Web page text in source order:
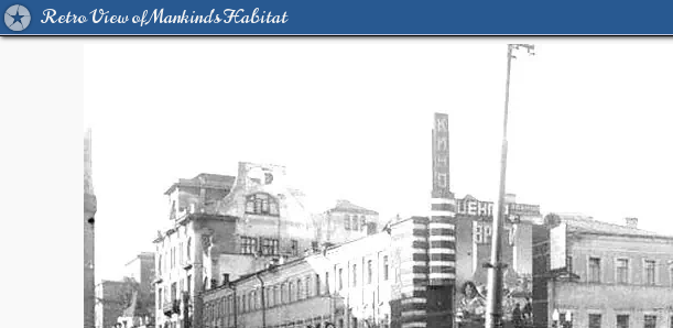
Retro View of Mankind's Habitat